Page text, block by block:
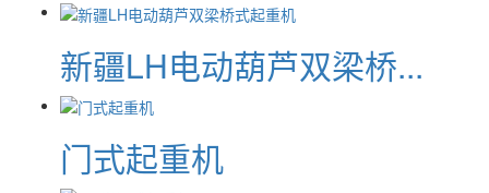
新疆LH电动葫芦双梁桥...
门式起重机